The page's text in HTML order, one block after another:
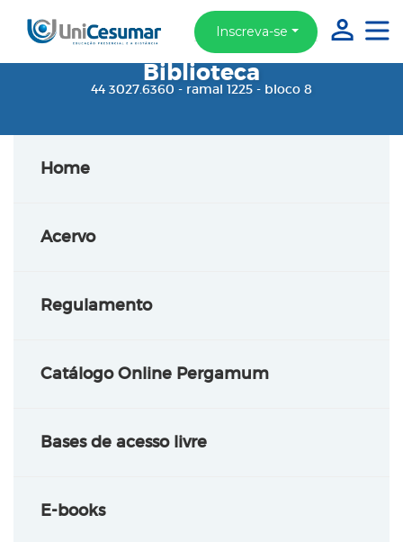
Inscreva-se
Biblioteca
44 3027.6360 - ramal 1225 - bloco 8
Home
Acervo
Regulamento
Catálogo Online Pergamum
Bases de acesso livre
E-books